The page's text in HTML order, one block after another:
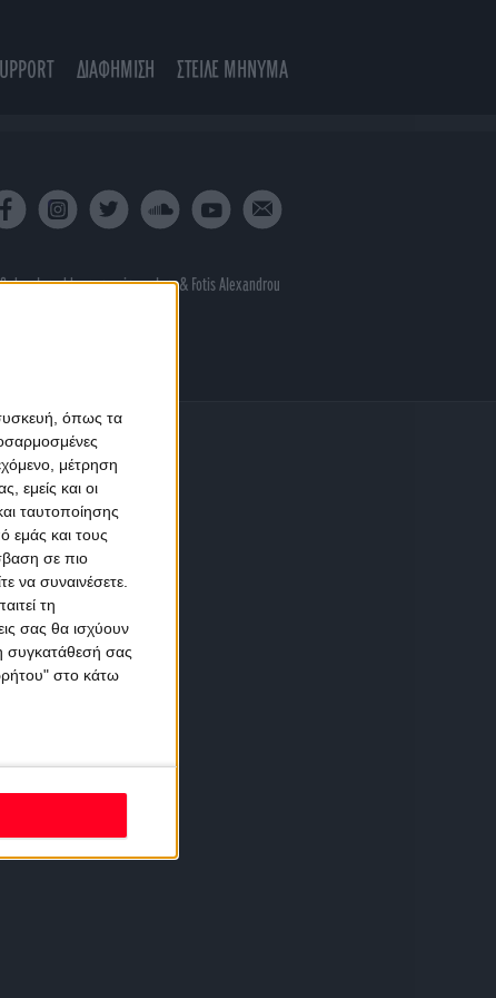
όπως τα
μέτρηση
εμείς και οι
ταυτοποίησης
εμάς και τους
σε πιο
να συναινέσετε.
τη
σας θα ισχύουν
συγκατάθεσή σας
στο κάτω
ΔΙΑΦΗΜΙΣΗ ΣΤΕΙΛΕ ΜΗΝΥΜΑ
developed byporcupine colors& Fotis Alexandrou